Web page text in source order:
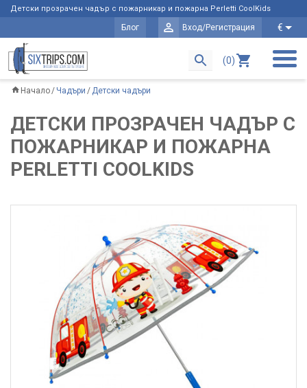
Детски прозрачен чадър с пожарникар и пожарна Perletti CoolKids
Блог Вход/Регистрация €
(0)
Начало Чадъри Детски чадъри
ДЕТСКИ ПРОЗРАЧЕН ЧАДЪР С
ПОЖАРНИКАР И ПОЖАРНА
PERLETTI COOLKIDS